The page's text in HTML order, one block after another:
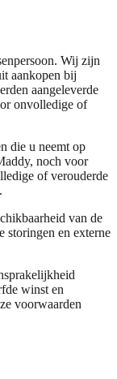
Wij zijn
aankopen bij
aangeleverde
onvolledige of
die u neemt op
noch voor
of verouderde
van de
storingen en externe
winst en
voorwaarden